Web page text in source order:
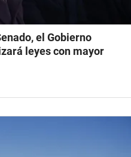
el Gobierno
leyes con mayor